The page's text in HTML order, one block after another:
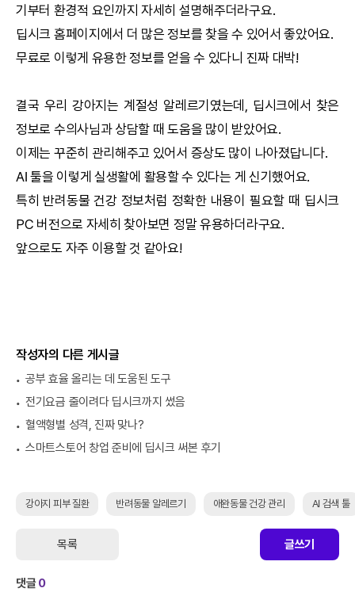
기부터 환경적 요인까지 자세히 설명해주더라구요.
딥시크 홈페이지에서 더 많은 정보를 찾을 수 있어서 좋았어요.
무료로 이렇게 유용한 정보를 얻을 수 있다니 진짜 대박!
결국 우리 강아지는 계절성 알레르기였는데, 딥시크에서 찾은
정보로 수의사님과 상담할 때 도움을 많이 받았어요.
이제는 꾸준히 관리해주고 있어서 증상도 많이 나아졌답니다.
AI 툴을 이렇게 실생활에 활용할 수 있다는 게 신기했어요.
특히 반려동물 건강 정보처럼 정확한 내용이 필요할 때 딥시크
PC 버전으로 자세히 찾아보면 정말 유용하더라구요.
앞으로도 자주 이용할 것 같아요!
작성자의 다른 게시글
공부 효율 올리는 데 도움된 도구
전기요금 줄이려다 딥시크까지 썼음
혈액형별 성격, 진짜 맞나?
스마트스토어 창업 준비에 딥시크 써본 후기
강아지 피부 질환 반려동물 알레르기 애완동물 건강 관리 AI 검색 툴
목록 글쓰기
댓글0